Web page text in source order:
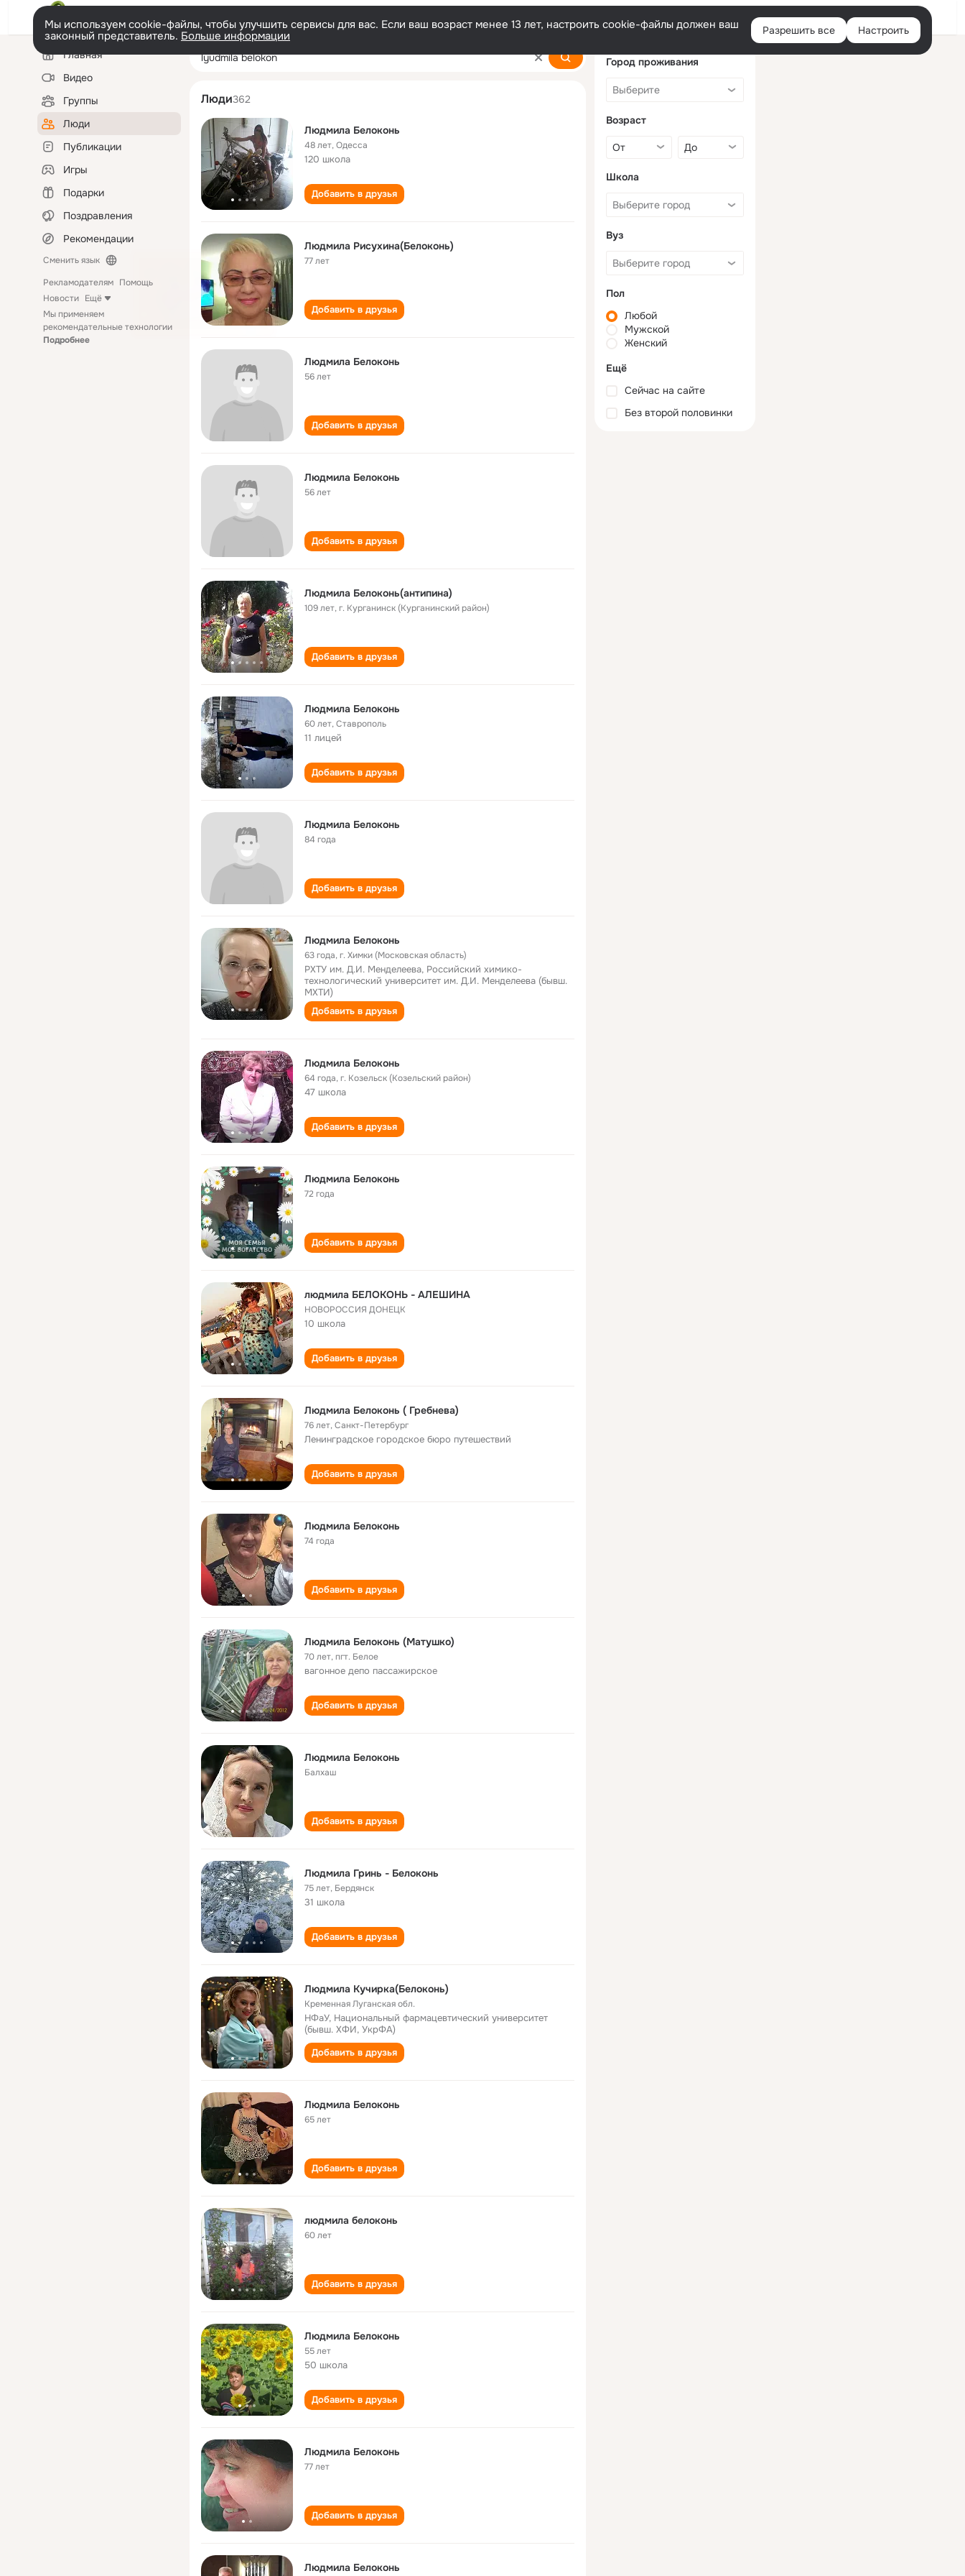
Войти
Мы используем cookie-файлы, чтобы улучшить сервисы для вас. Если ваш возраст менее 13 лет, настроить cookie-файлы должен ваш
законный представитель. Больше информации Разрешить все Настроить
Левая
колонкаГлавная
Видео
Группы
Люди
Публикации
Игры
Подарки
Поздравления
Рекомендации
Сменить язык
Рекламодателям Помощь
Новости Ещё
Мы применяем
рекомендательные технологии
Подробнее
lyudmila belokon
Люди362
Людмила Белоконь
48 лет,Одесса
120 школа
Добавить в друзья
Людмила Рисухина(Белоконь)
77 лет
Добавить в друзья
Людмила Белоконь
56 лет
Добавить в друзья
Людмила Белоконь
56 лет
Добавить в друзья
Людмила Белоконь(антипина)
109 лет,г. Курганинск (Курганинский район)
Добавить в друзья
Людмила Белоконь
60 лет,Ставрополь
11 лицей
Добавить в друзья
Людмила Белоконь
84 года
Добавить в друзья
Людмила Белоконь
63 года,г. Химки (Московская область)
РХТУ им. Д.И. Менделеева, Российский химико-
технологический университет им. Д.И. Менделеева (бывш.
МХТИ)
Добавить в друзья
Людмила Белоконь
64 года,г. Козельск (Козельский район)
47 школа
Добавить в друзья
Людмила Белоконь
72 года
Добавить в друзья
людмила БЕЛОКОНЬ - АЛЕШИНА
НОВОРОССИЯ ДОНЕЦК
10 школа
Добавить в друзья
Людмила Белоконь ( Гребнева)
76 лет,Санкт-Петербург
Ленинградское городское бюро путешествий
Добавить в друзья
Людмила Белоконь
74 года
Добавить в друзья
Людмила Белоконь (Матушко)
70 лет,пгт. Белое
вагонное депо пассажирское
Добавить в друзья
Людмила Белоконь
Балхаш
Добавить в друзья
Людмила Гринь - Белоконь
75 лет, Бердянск
31 школа
Добавить в друзья
Людмила Кучирка(Белоконь)
Кременная Луганская обл.
НФаУ, Национальный фармацевтический университет
(бывш. ХФИ, УкрФА)
Добавить в друзья
Людмила Белоконь
65 лет
Добавить в друзья
людмила белоконь
60 лет
Добавить в друзья
Людмила Белоконь
55 лет
50 школа
Добавить в друзья
Людмила Белоконь
77 лет
Добавить в друзья
Людмила Белоконь
Город проживания
Возраст
Школа
Вуз
Пол
Любой
Мужской
Женский
Ещё
Сейчас на сайте
Без второй половинки